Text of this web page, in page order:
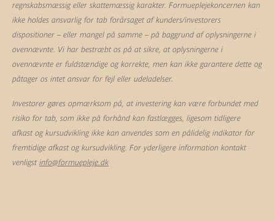
regnskabsmæssig eller skattemæssig karakter. Formueplejekoncernen kan
ikke holdes ansvarlig for tab forårsaget af kunders/investorers
dispositioner – eller mangel på samme – på baggrund af oplysningerne i
ovennævnte. Vi har bestræbt os på at sikre, at oplysningerne i
ovennævnte er fuldstændige og korrekte, men kan ikke garantere dette og
påtager os intet ansvar for fejl eller udeladelser.
Investorer gøres opmærksom på, at investering kan være forbundet med
risiko for tab, som ikke på forhånd kan fastlægges, ligesom tidligere
afkast og kursudvikling ikke kan anvendes som en pålidelig indikator for
fremtidige afkast og kursudvikling. For yderligere information kontakt
venligst info@formuepleje.dk